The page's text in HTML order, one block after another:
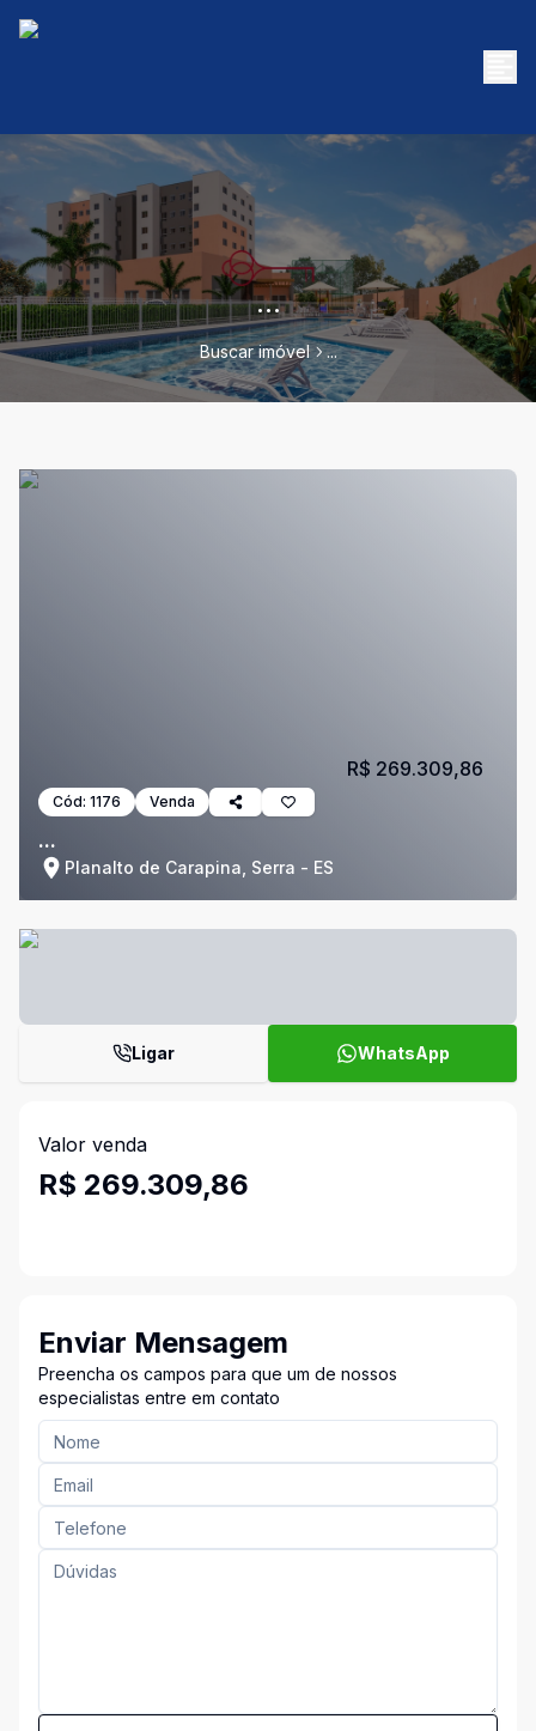
...
Buscar imóvel ...
Cód: 1176 Venda
...
Planalto de Carapina, Serra - ES
R$ 269.309,86
Ligar WhatsApp
Valor venda
R$ 269.309,86
Enviar Mensagem
Preencha os campos para que um de nossos
especialistas entre em contato